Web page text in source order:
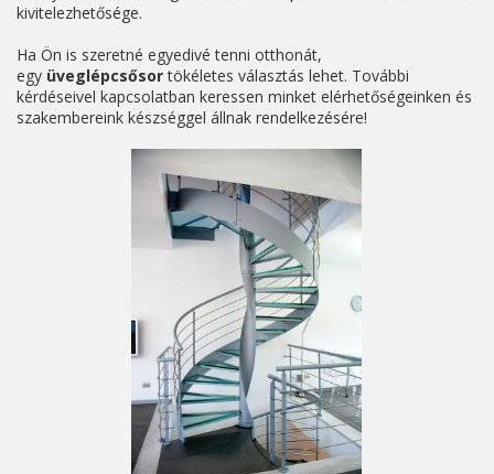
kivitelezhetősége.
Ha Ön is szeretné egyedivé tenni otthonát,
egy üveglépcsősortökéletes választás lehet. További
kérdéseivel kapcsolatban keressen minket elérhetőségeinken és
szakembereink készséggel állnak rendelkezésére!